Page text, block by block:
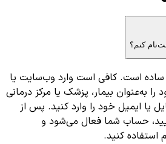
کنم؟
ساده است. کافی است وارد وب‌سایت یا
به‌عنوان بیمار، پزشک یا مرکز درمانی
یا ایمیل خود را وارد کنید. پس از
حساب شما فعال می‌شود و
استفاده کنید.